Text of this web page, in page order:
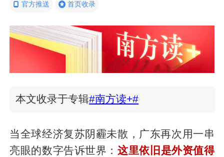
官方推送 首页收录
本文收录于专辑#南方读+#
当全球经济复苏阴霾未散，广东再次用一串
亮眼的数字告诉世界：这里依旧是外资值得